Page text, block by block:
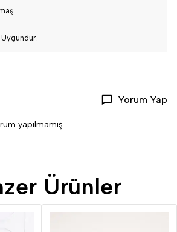
Yorum Yap
yapılmamış.
Ürünler